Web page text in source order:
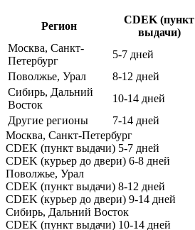
Регион
CDEK (пункт
выдачи)
Москва, Санкт-
Петербург
5-7 дней
Поволжье, Урал
8-12 дней
Сибирь, Дальний
Восток
10-14 дней
Другие регионы
7-14 дней
Москва, Санкт-Петербург
CDEK (пункт выдачи) 5-7 дней
CDEK (курьер до двери) 6-8 дней
Поволжье, Урал
CDEK (пункт выдачи) 8-12 дней
CDEK (курьер до двери) 9-14 дней
Сибирь, Дальний Восток
CDEK (пункт выдачи) 10-14 дней